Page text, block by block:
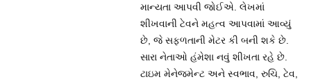
માન્યતા આપવી જોઈએ. લેખમાં
શીખવાની ટેવને મહત્વ આપવામાં આવ્યું
છે, જે સફળતાની મેટર કી બની શકે છે.
સારા નેતાઓ હંમેશા નવું શીખતા રહે છે.
ટાઇમ મેનેજમેન્ટ અને સ્વભાવ, રુચિ, ટેવ,